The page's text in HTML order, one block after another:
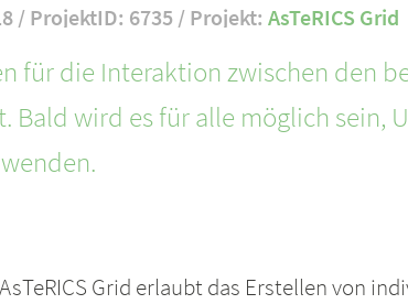
/ ProjektID: 6735 / Projekt: AsTeRICS Grid
für die Interaktion zwischen den
Bald wird es für alle möglich sein,
Grid erlaubt das Erstellen von